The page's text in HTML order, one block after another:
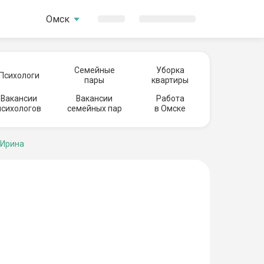
Омск
Семейные
пары
Уборка
квартиры
Вакансии
Вакансии
семейных пар
Работа
в Омске